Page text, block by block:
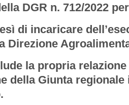
DGR n. 712/2022
di incaricare
Direzione
la propria
della Giunta regionale